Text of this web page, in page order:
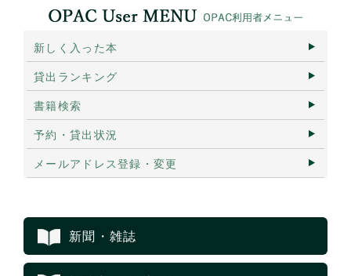
新しく入った本
貸出ランキング
書籍検索
予約・貸出状況
メールアドレス登録・変更
新聞・雑誌